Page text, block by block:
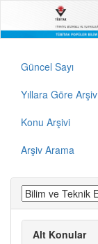
Güncel Sayı
Yıllara Göre Arşiv
Konu Arşivi
Arşiv Arama
Alt Konular